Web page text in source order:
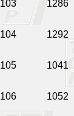
103 1286
104 1292
105 1041
106 1052